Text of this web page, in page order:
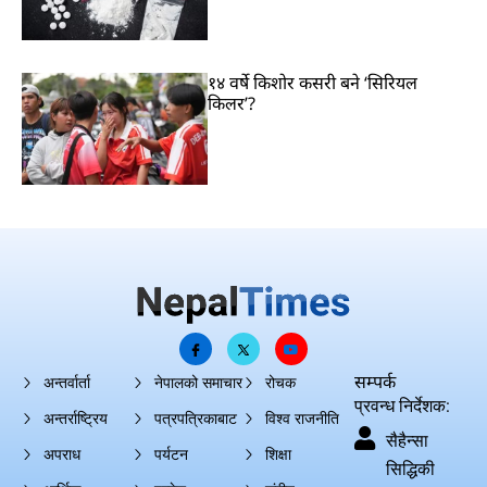
१४ वर्षे किशोर कसरी बने ‘सिरियल
किलर’?
अन्तर्वार्ता
अन्तर्राष्ट्रिय
अपराध
नेपालको समाचार
पत्रपत्रिकाबाट
पर्यटन
रोचक
विश्व राजनीति
शिक्षा
सम्पर्क
प्रवन्ध निर्देशक:
सैहैन्सा
सिद्धिकी